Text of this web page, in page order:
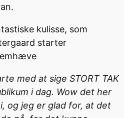
kulisse, som
starter
med at sige STORT TAK
i dag. Wow det her
og jeg er glad for, at det